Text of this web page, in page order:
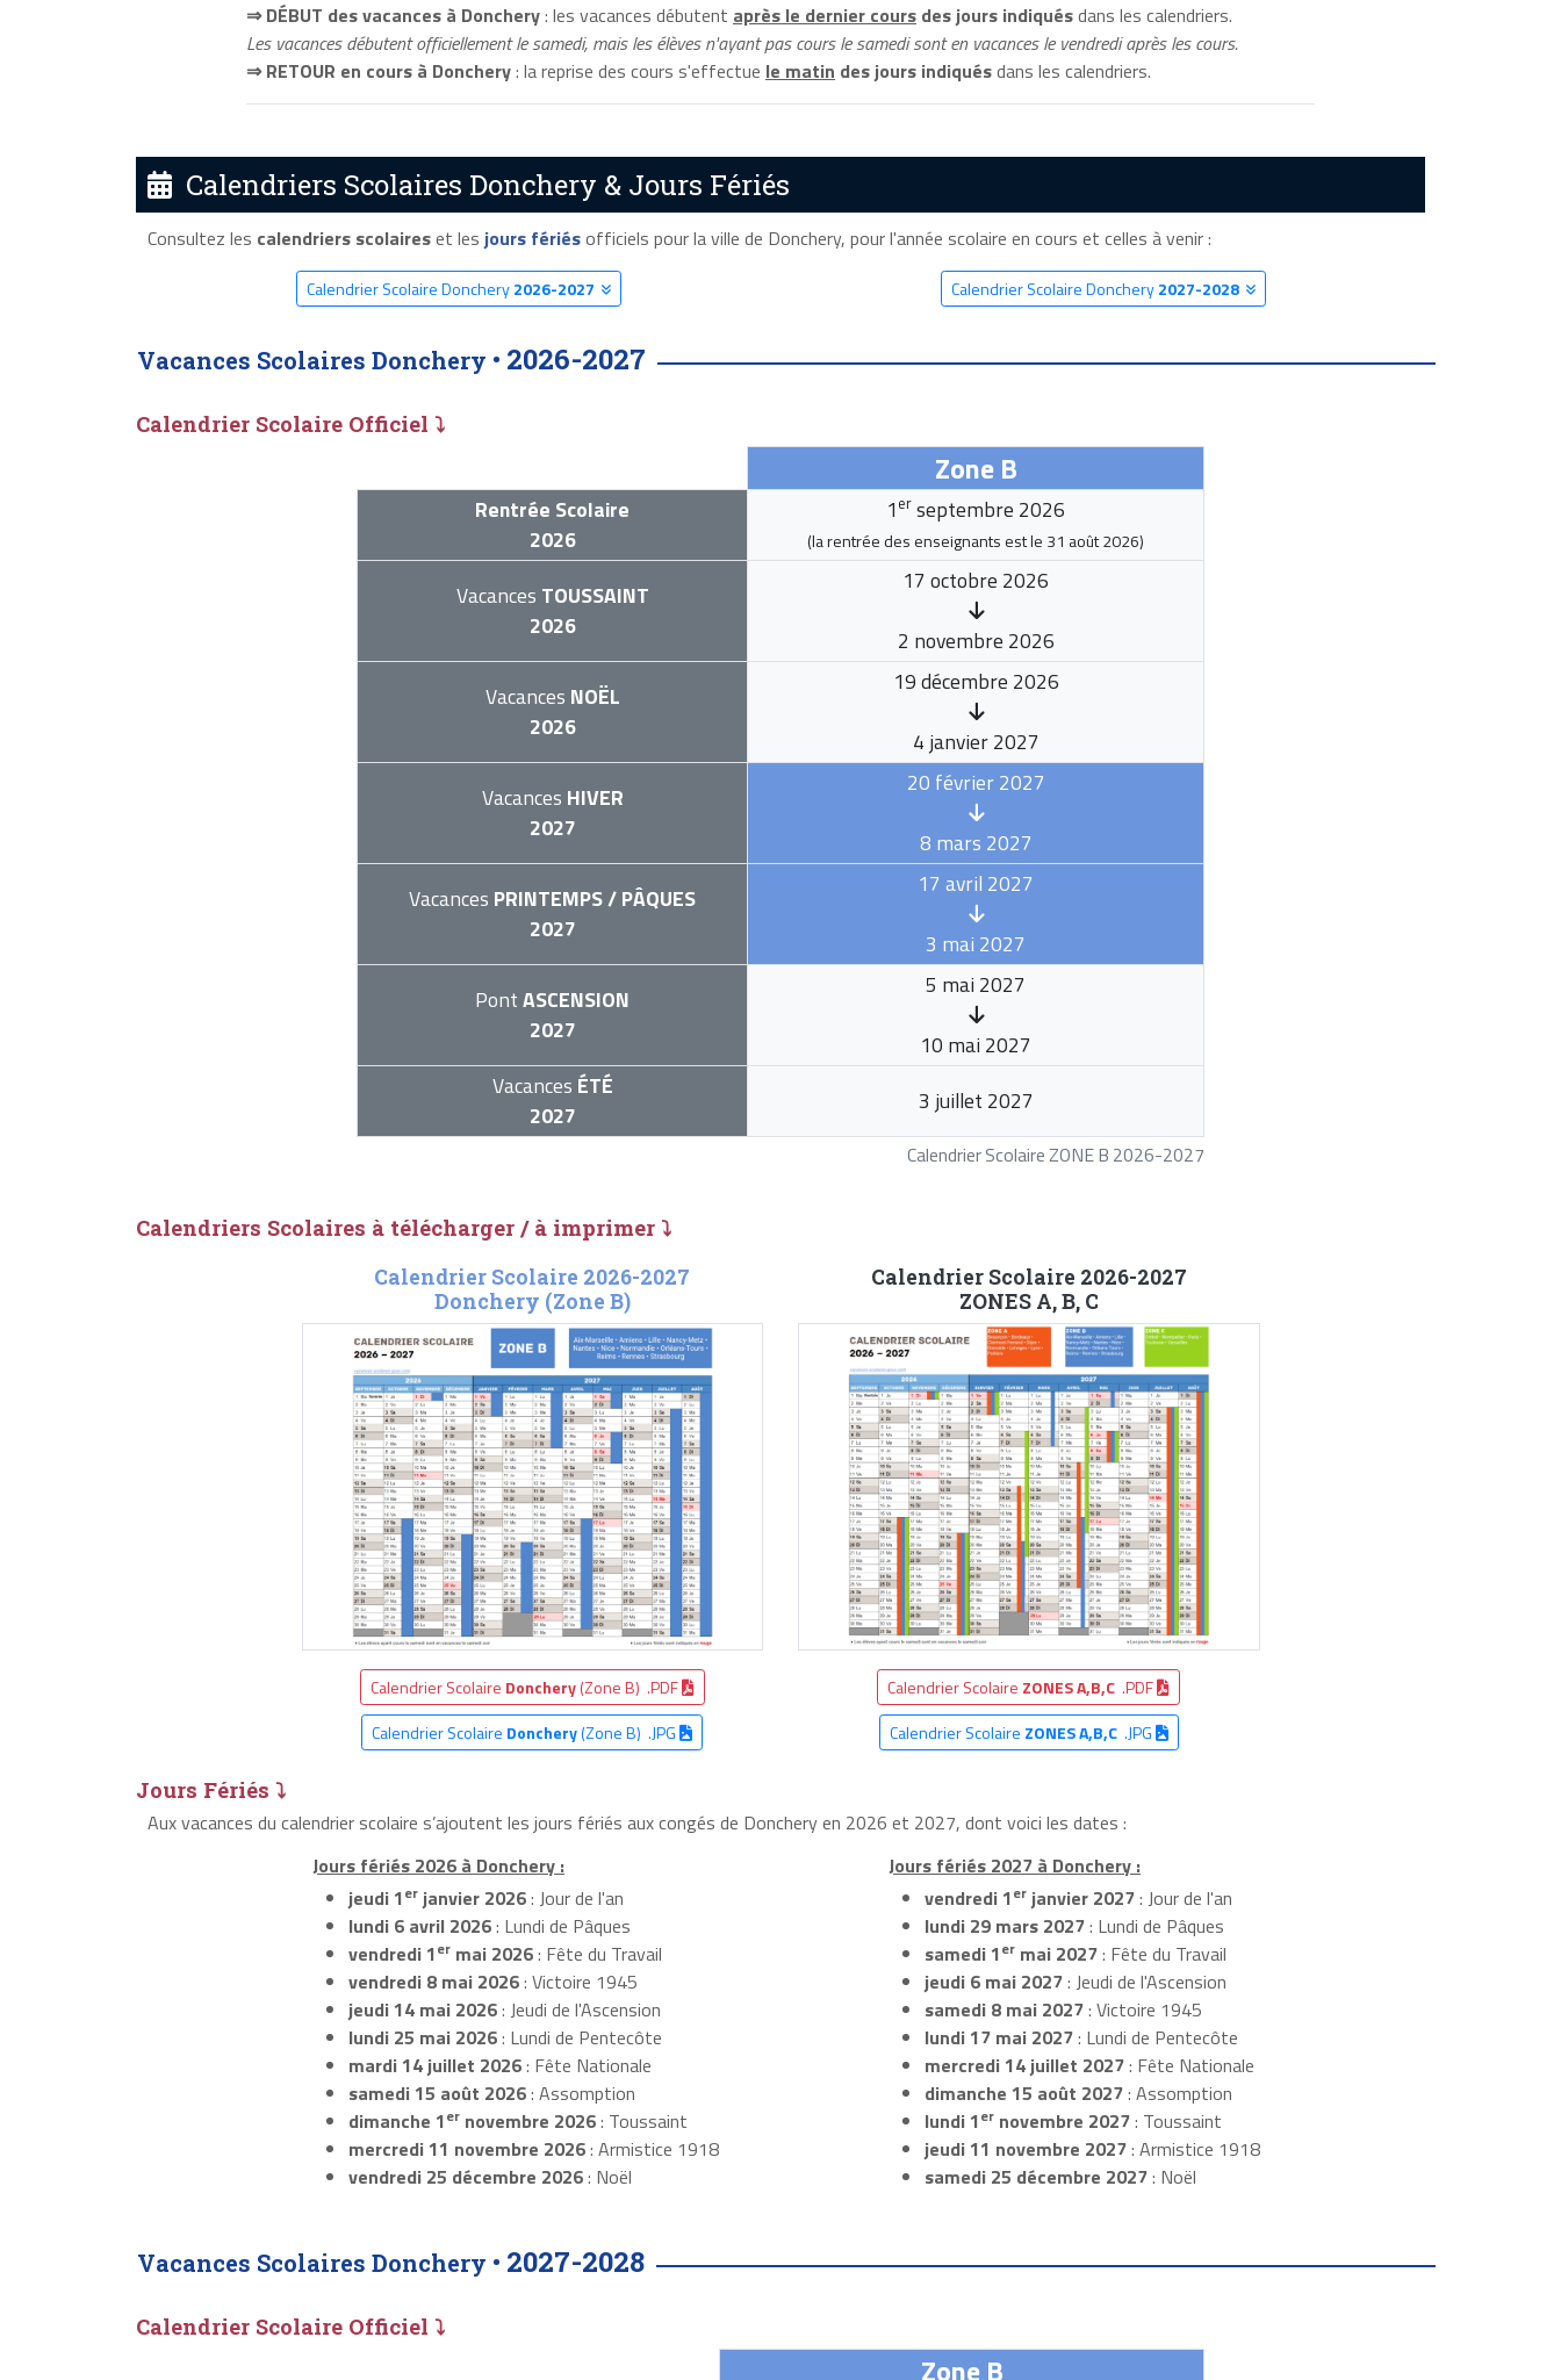
⇒ DÉBUT des vacances à Donchery: les vacances débutent après le dernier cours des jours indiquésdans les calendriers.
Les vacances débutent officiellement le samedi, mais les élèves n'ayant pas cours le samedi sont en vacances le vendredi après les cours.
⇒ RETOUR en cours à Donchery: la reprise des cours s'effectue le matin des jours indiquésdans les calendriers.
Calendriers Scolaires Donchery & Jours Fériés
Consultez les calendriers scolaireset les jours fériésofficiels pour la ville de Donchery, pour l'année scolaire en cours et celles à venir :
Calendrier Scolaire Donchery2026-2027 Calendrier Scolaire Donchery2027-2028
Vacances Scolaires Donchery • 2026-2027
Calendrier Scolaire Officiel ⤵
Calendrier Scolaire ZONE B 2026-2027
Zone B
Rentrée Scolaire
2026
1 er septembre 2026
(la rentrée des enseignants est le 31 août 2026)
Vacances TOUSSAINT
2026
17 octobre 2026
2 novembre 2026
Vacances NOËL
2026
19 décembre 2026
4 janvier 2027
Vacances HIVER
2027
20 février 2027
8 mars 2027
Vacances PRINTEMPS / PÂQUES
2027
17 avril 2027
3 mai 2027
PontASCENSION
2027
5 mai 2027
10 mai 2027
Vacances ÉTÉ
2027
3 juillet 2027
Calendriers Scolaires à télécharger / à imprimer ⤵
Calendrier Scolaire 2026-2027
Donchery (Zone B)
Calendrier Scolaire Donchery(Zone B) .PDF
Calendrier Scolaire Donchery(Zone B) .JPG
Calendrier Scolaire 2026-2027
ZONES A, B, C
Calendrier Scolaire ZONES A,B,C .PDF
Calendrier Scolaire ZONES A,B,C.JPG
Jours Fériés ⤵
Aux vacances du calendrier scolaire s’ajoutent les jours fériés aux congés de Donchery en 2026 et 2027, dont voici les dates :
Jours fériés 2026 à Donchery :
jeudi 1erjanvier 2026: Jour de l'an
lundi 6 avril 2026: Lundi de Pâques
vendredi 1ermai 2026: Fête du Travail
vendredi 8 mai 2026: Victoire 1945
jeudi 14 mai 2026: Jeudi de l'Ascension
lundi 25 mai 2026: Lundi de Pentecôte
mardi 14 juillet 2026: Fête Nationale
samedi 15 août 2026: Assomption
dimanche 1ernovembre 2026: Toussaint
mercredi 11 novembre 2026: Armistice 1918
vendredi 25 décembre 2026: Noël
Jours fériés 2027 à Donchery :
vendredi 1erjanvier 2027: Jour de l'an
lundi 29 mars 2027: Lundi de Pâques
samedi 1ermai 2027: Fête du Travail
jeudi 6 mai 2027: Jeudi de l'Ascension
samedi 8 mai 2027: Victoire 1945
lundi 17 mai 2027: Lundi de Pentecôte
mercredi 14 juillet 2027: Fête Nationale
dimanche 15 août 2027: Assomption
lundi 1ernovembre 2027: Toussaint
jeudi 11 novembre 2027: Armistice 1918
samedi 25 décembre 2027: Noël
Vacances Scolaires Donchery • 2027-2028
Calendrier Scolaire Officiel ⤵
Zone B